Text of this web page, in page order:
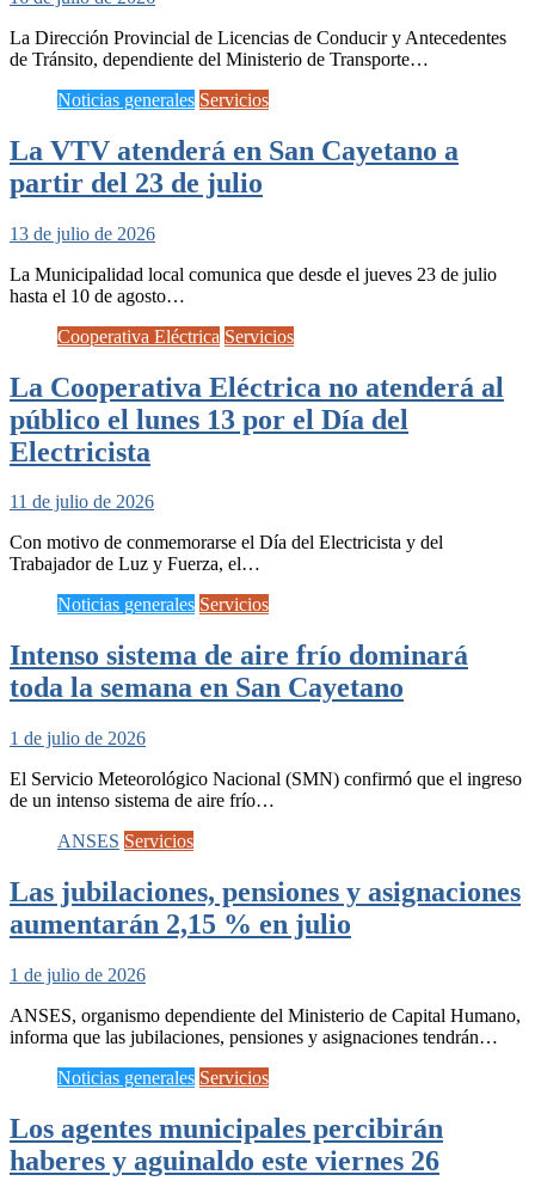
La Dirección Provincial de Licencias de Conducir y Antecedentes
de Tránsito, dependiente del Ministerio de Transporte…
Noticias generales Servicios
La VTV atenderá en San Cayetano a
partir del 23 de julio
13 de julio de 2026
La Municipalidad local comunica que desde el jueves 23 de julio
hasta el 10 de agosto…
Cooperativa Eléctrica Servicios
La Cooperativa Eléctrica no atenderá al
público el lunes 13 por el Día del
Electricista
11 de julio de 2026
Con motivo de conmemorarse el Día del Electricista y del
Trabajador de Luz y Fuerza, el…
Noticias generales Servicios
Intenso sistema de aire frío dominará
toda la semana en San Cayetano
1 de julio de 2026
El Servicio Meteorológico Nacional (SMN) confirmó que el ingreso
de un intenso sistema de aire frío…
ANSES Servicios
Las jubilaciones, pensiones y asignaciones
aumentarán 2,15 % en julio
1 de julio de 2026
ANSES, organismo dependiente del Ministerio de Capital Humano,
informa que las jubilaciones, pensiones y asignaciones tendrán…
Noticias generales Servicios
Los agentes municipales percibirán
haberes y aguinaldo este viernes 26